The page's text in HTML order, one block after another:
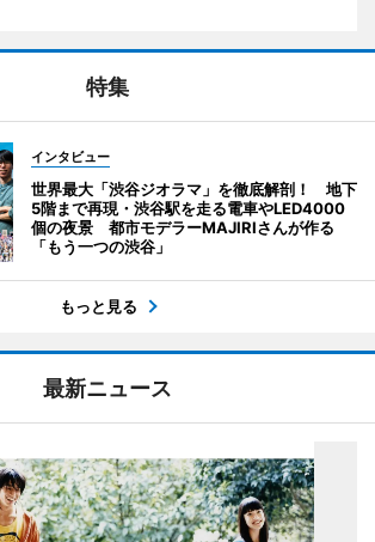
特集
インタビュー
世界最大「渋谷ジオラマ」を徹底解剖！ 地下
5階まで再現・渋谷駅を走る電車やLED4000
個の夜景 都市モデラーMAJIRIさんが作る
「もう一つの渋谷」
もっと見る
最新ニュース